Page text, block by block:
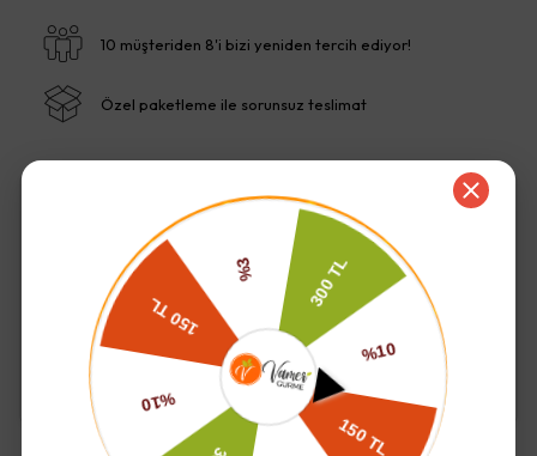
10 müşteriden 8'i bizi yeniden tercih ediyor!
Özel paketleme ile sorunsuz teslimat
İade ve Değişim
Kargo ve Teslimat